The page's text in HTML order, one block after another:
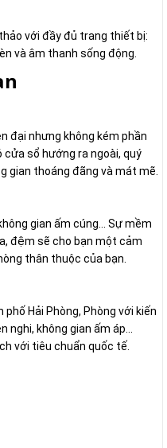
với đầy đủ trang thiết bị:
và âm thanh sống động.
đại nhưng không kém phần
sổ hướng ra ngoài, quý
gian thoáng đãng và mát mẽ.
gian ấm cúng… Sự mềm
đệm sẽ cho bạn một cảm
thân thuộc của bạn.
Hải Phòng, Phòng với kiến
không gian ấm áp...
với tiêu chuẩn quốc tế.